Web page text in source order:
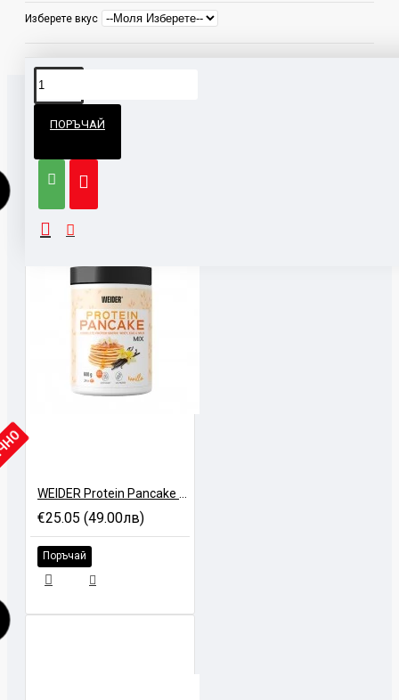
Протеиновият течен шоколад се комбинира
страхотно с друг наш продукт, а именно Protein
Pancake.
Изберете вкус
ПОРЪЧАЙ
WEIDER Protein Pancake Mix - 600 gr
€25.05 (49.00лв)
Поръчай